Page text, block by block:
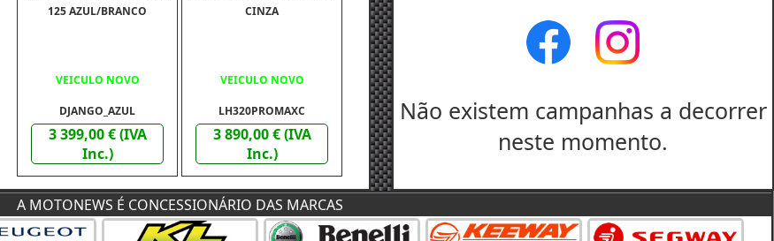
125 AZUL/BRANCO
VEICULO NOVO
DJANGO_AZUL
3 399,00 € (IVA
Inc.)
CINZA
VEICULO NOVO
LH320PROMAXC
3 890,00 € (IVA
Inc.)
Não existem campanhas a decorrer
neste momento.
A MOTONEWS É CONCESSIONÁRIO DAS MARCAS